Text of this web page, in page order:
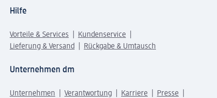
Hilfe
Vorteile & Services
Kundenservice
Lieferung & Versand
Rückgabe & Umtausch
Unternehmen dm
Unternehmen Verantwortung Karriere
Presse